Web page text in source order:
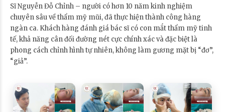
Sĩ Nguyễn Đỗ Chỉnh – người có hơn 10 năm kinh nghiệm
chuyên sâu về thẩm mỹ mũi, đã thực hiện thành công hàng
ngàn ca. Khách hàng đánh giá bác sĩ có con mắt thẩm mỹ tinh
tế, khả năng cân đối đường nét cực chính xác và đặc biệt là
phong cách chỉnh hình tự nhiên, không làm gương mặt bị “đơ”,
“giả”.